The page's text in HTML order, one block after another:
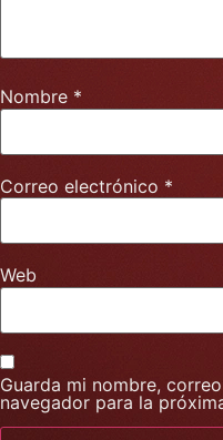
Nombre *
Correo electrónico *
Web
Guarda mi nombre,
navegador para la